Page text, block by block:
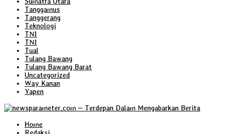
Tanggamus
Tanggerang
Teknologi
TNI
TNI
Tual
Tulang Bawang
Tulang Bawang Barat
Uncategorized
Way Kanan
Yapen
Home
Redaksi